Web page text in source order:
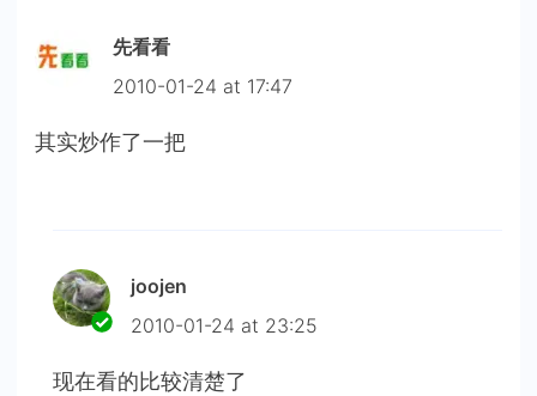
先看看
2010-01-24 at 17:47
其实炒作了一把
joojen
2010-01-24 at 23:25
现在看的比较清楚了